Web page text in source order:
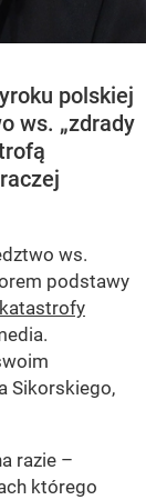
polskiej
ws. „zdrady
ws.
podstawy
katastrofy
Sikorskiego,
razie –
którego